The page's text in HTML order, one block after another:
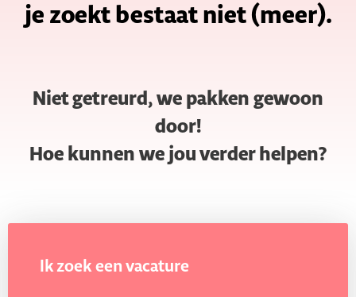
je zoekt bestaat niet (meer).
Niet getreurd, we pakken gewoon
door!
Hoe kunnen we jou verder helpen?
Ik zoek een vacature